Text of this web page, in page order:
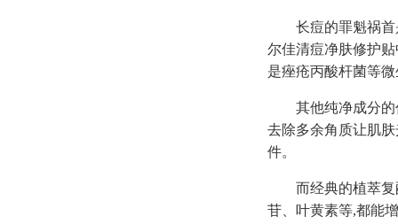
长痘的罪魁祸
尔佳清痘净肤修护
是痤疮丙酸杆菌等
其他纯净成分
去除多余角质让肌
件。
而经典的植萃
苷、叶黄素等,都能